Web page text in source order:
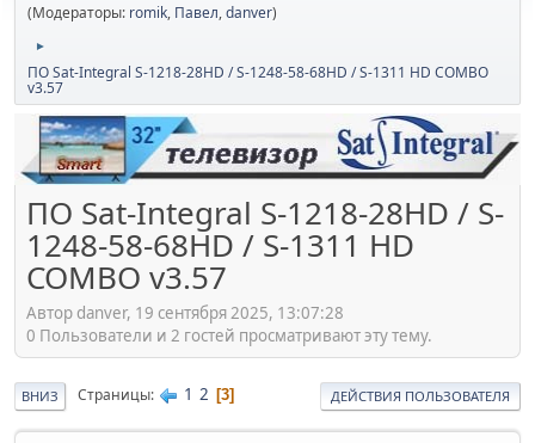
(Модераторы: romik, Павел,danver)
►
ПО Sat-Integral S-1218-28HD / S-1248-58-68HD / S-1311 HD COMBO
v3.57
ПО Sat-Integral S-1218-28HD / S-
1248-58-68HD / S-1311 HD
COMBO v3.57
Автор danver, 19 сентября 2025, 13:07:28
0 Пользователи и 2 гостей просматривают эту тему.
ВНИЗ Страницы 1 2 3 ДЕЙСТВИЯ ПОЛЬЗОВАТЕЛЯ